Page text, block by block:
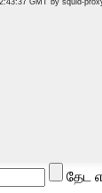
தேட